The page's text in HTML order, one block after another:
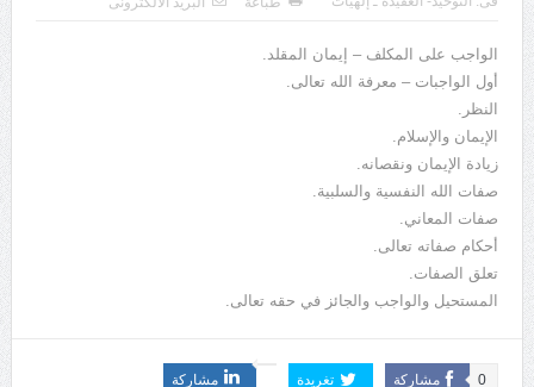
الواجب على المكلف – إيمان المقلد.
أول الواجبات – معرفة الله تعالى.
النظر.
الإيمان والإسلام.
زيادة الإيمان ونقصانه.
صفات الله النفسية والسلبية.
صفات المعاني.
أحكام صفاته تعالى.
تعلق الصفات.
المستحيل والواجب والجائز في حقه تعالى.
مشاركة 0 تغريدة مشاركة